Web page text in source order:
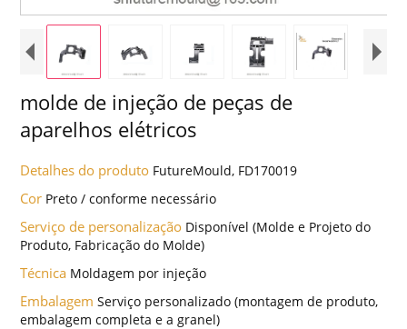
molde de injeção de peças de
aparelhos elétricos
Detalhes do produto FutureMould, FD170019
Cor Preto / conforme necessário
Serviço de personalização Disponível (Molde e Projeto do
Produto, Fabricação do Molde)
Técnica Moldagem por injeção
EmbalagemServiço personalizado (montagem de produto,
embalagem completa e a granel)